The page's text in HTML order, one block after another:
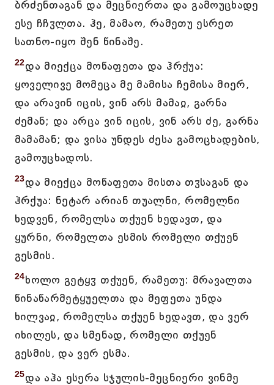
ბრძენთაგან და მეცნიერთა და გამოუცხადე
ესე ჩჩჳლთა. ჰე, მამაო, რამეთუ ესრეთ
სათნო-იყო შენ წინაშე.
22და მიექცა მოწაფეთა და ჰრქუა:
ყოველივე მომეცა მე მამისა ჩემისა მიერ,
და არავინ იცის, ვინ არს მამაჲ, გარნა
ძემან; და არცა ვინ იცის, ვინ არს ძე, გარნა
მამამან; და ვისა უნდეს ძესა გამოცხადების,
გამოუცხადოს.
23და მიექცა მოწაფეთა მისთა თჳსაგან და
ჰრქუა: ნეტარ არიან თუალნი, რომელნი
ხედვენ, რომელსა თქუენ ხედავთ, და
ყურნი, რომელთა ესმის რომელი თქუენ
გესმის.
24ხოლო გეტყჳ თქუენ, რამეთუ: მრავალთა
წინაწარმეტყუელთა და მეფეთა უნდა
ხილვაჲ, რომელსა თქუენ ხედავთ, და ვერ
იხილეს, და სმენად, რომელი თქუენ
გესმის, და ვერ ესმა.
25და აჰა ესერა სჯულის-მეცნიერი ვინმე